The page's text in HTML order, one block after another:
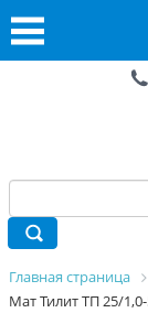
Главная страница
Мат Тилит ТП 25/